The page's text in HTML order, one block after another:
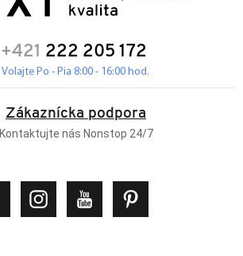
+421 222 205 172
Volajte Po - Pia 8:00 - 16:00 hod.
Zákaznícka podpora
Kontaktujte nás Nonstop 24/7